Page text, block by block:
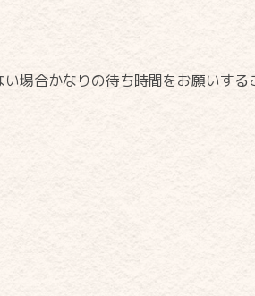
場合かなりの待ち時間をお願いする